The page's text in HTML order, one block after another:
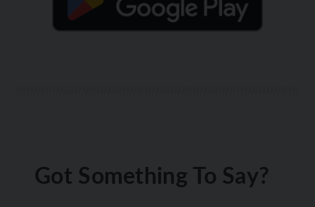
Got Something To Say?